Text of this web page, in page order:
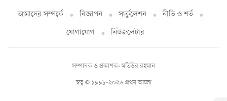
আমাদের সম্পর্কে বিজ্ঞাপন সার্কুলেশন
নীতি ও শর্ত
যোগাযোগ
নিউজলেটার
স্বত্ব © ১৯৯৮-২০২৬ প্রথম আলো
সম্পাদক ও প্রকাশক: মতিউর রহমান